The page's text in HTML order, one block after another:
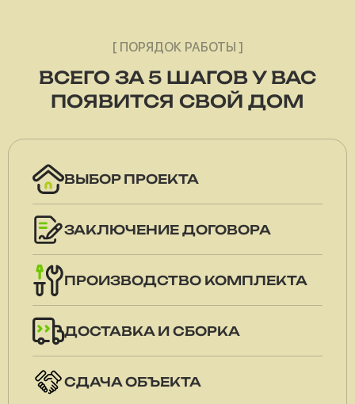
[ ПОРЯДОК РАБОТЫ ]
ВСЕГО ЗА 5 ШАГОВ У ВАС
ПОЯВИТСЯ СВОЙ ДОМ
ВЫБОР ПРОЕКТА
ЗАКЛЮЧЕНИЕ ДОГОВОРА
ПРОИЗВОДСТВО КОМПЛЕКТА
ДОСТАВКА И СБОРКА
СДАЧА ОБЪЕКТА